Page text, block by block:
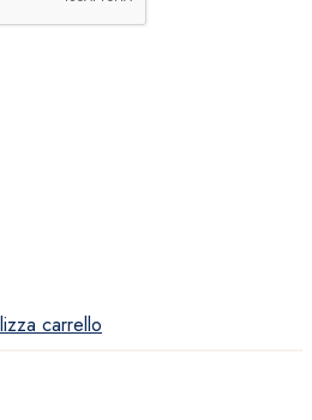
carrello